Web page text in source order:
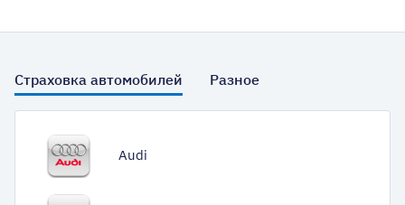
Страховка автомобилей Разное
Audi